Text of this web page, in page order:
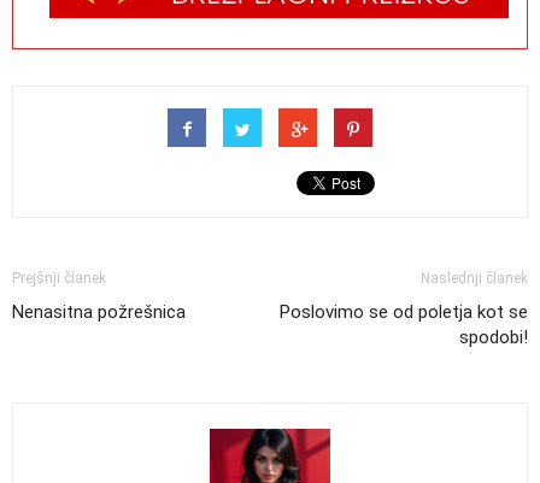
Prejšnji članek
Nenasitna požrešnica
Naslednji članek
Poslovimo se od poletja kot se
spodobi!